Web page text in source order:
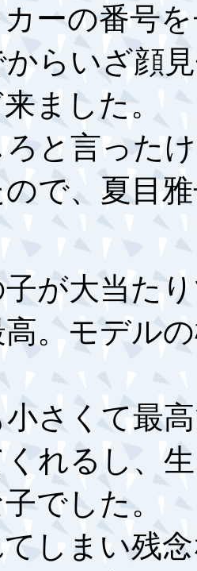
ーの番号
からいざ顔
ました。
と言った
で、夏目
が大当た
。モデル
さくて最
れるし、
でした。
しまい残